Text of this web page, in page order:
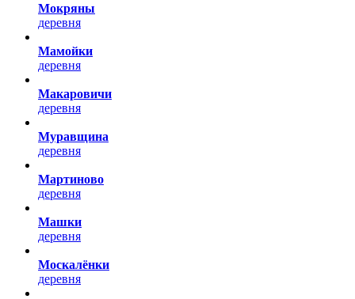
Мокряны
деревня
Мамойки
деревня
Макаровичи
деревня
Муравщина
деревня
Мартиново
деревня
Машки
деревня
Москалёнки
деревня